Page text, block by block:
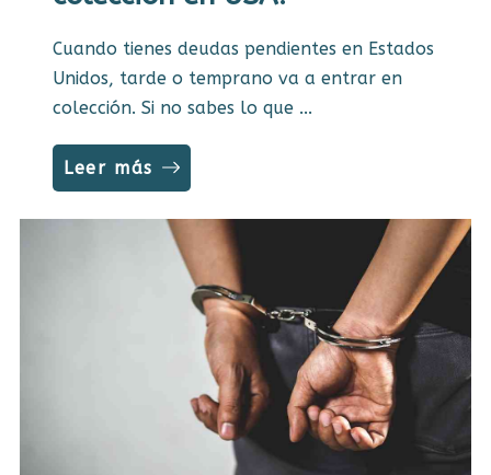
Cuando tienes deudas pendientes en Estados
Unidos, tarde o temprano va a entrar en
colección. Si no sabes lo que ...
Leer más